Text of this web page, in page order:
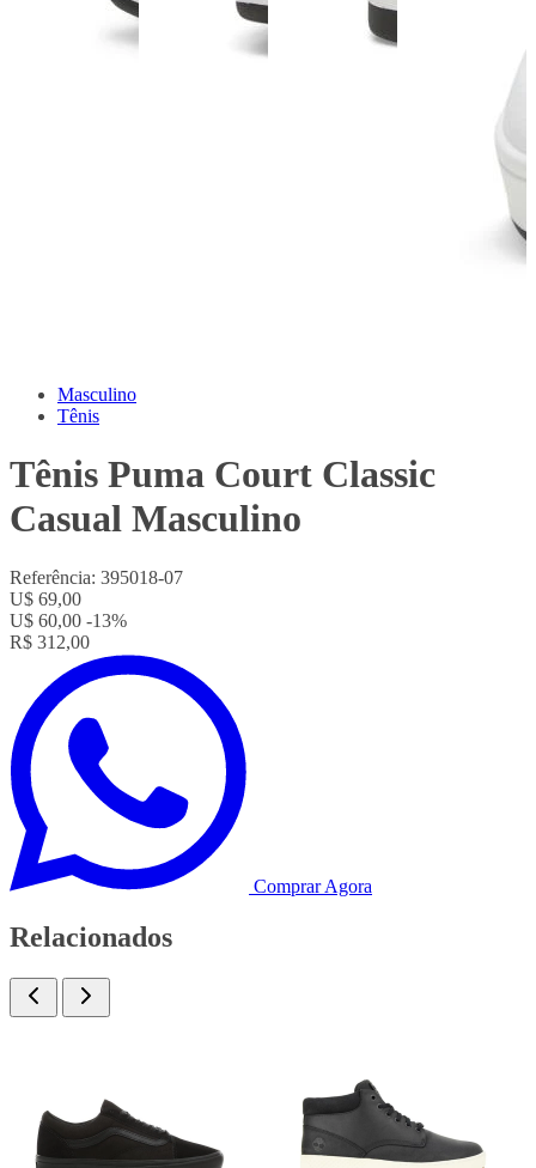
Masculino
Tênis
Tênis Puma Court Classic
Casual Masculino
Referência: 395018-07
U$ 69,00
U$ 60,00 -13%
R$ 312,00
Comprar Agora
Relacionados